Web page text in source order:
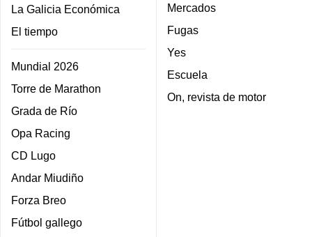
La Galicia Económica
El tiempo
Mundial 2026
Torre de Marathon
Grada de Río
Opa Racing
CD Lugo
Andar Miudiño
Forza Breo
Fútbol gallego
Mercados
Fugas
Yes
Escuela
On, revista de motor